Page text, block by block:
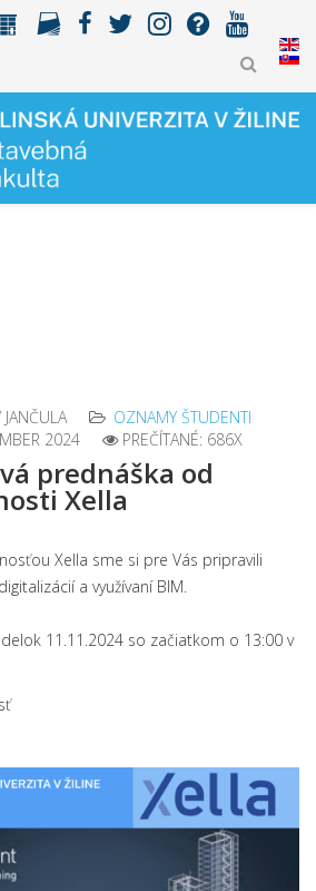
OZNAMY ŠTUDENTI
2024
PREČÍTANÉ: 686X
prednáška od
Xella
Xella sme si pre Vás pripravili
a využívaní BIM.
11.11.2024 so začiatkom o 13:00 v